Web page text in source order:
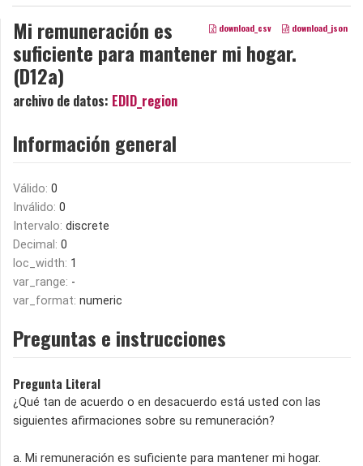
download_csv download_json
Mi remuneración es
suficiente para mantener mi hogar.
(D12a)
archivo de datos: EDID_region
Información general
Válido: 0
Inválido: 0
Intervalo: discrete
Decimal: 0
loc_width: 1
var_range: -
var_format: numeric
Preguntas e instrucciones
Pregunta Literal
¿Qué tan de acuerdo o en desacuerdo está usted con las
siguientes afirmaciones sobre su remuneración?
a. Mi remuneración es suficiente para mantener mi hogar.